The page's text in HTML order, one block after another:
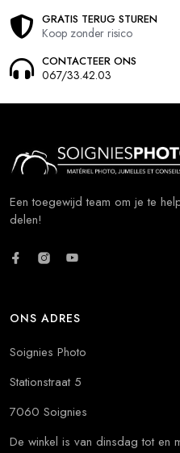
GRATIS TERUG STUREN
Koop zonder risico
CONTACTEER ONS
067/33.42.03
Een toegewijd team om je te
delen!
ONS ADRES
Soignies Photo
Stationstraat 5
7060 Soignies
De winkel is van dinsdag tot